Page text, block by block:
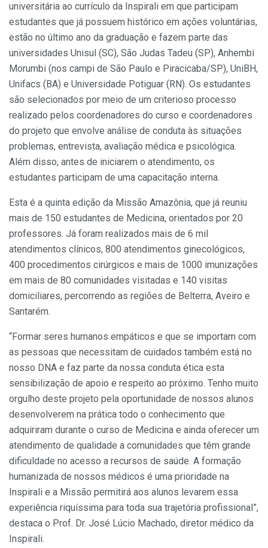
universitária ao currículo da Inspirali em que participam
estudantes que já possuem histórico em ações voluntárias,
estão no último ano da graduação e fazem parte das
universidades Unisul (SC), São Judas Tadeu (SP), Anhembi
Morumbi (nos campi de São Paulo e Piracicaba/SP), UniBH,
Unifacs (BA) e Universidade Potiguar (RN). Os estudantes
são selecionados por meio de um criterioso processo
realizado pelos coordenadores do curso e coordenadores
do projeto que envolve análise de conduta às situações
problemas, entrevista, avaliação médica e psicológica.
Além disso, antes de iniciarem o atendimento, os
estudantes participam de uma capacitação interna.
Esta é a quinta edição da Missão Amazônia, que já reuniu
mais de 150 estudantes de Medicina, orientados por 20
professores. Já foram realizados mais de 6 mil
atendimentos clínicos, 800 atendimentos ginecológicos,
400 procedimentos cirúrgicos e mais de 1000 imunizações
em mais de 80 comunidades visitadas e 140 visitas
domiciliares, percorrendo as regiões de Belterra, Aveiro e
Santarém.
“Formar seres humanos empáticos e que se importam com
as pessoas que necessitam de cuidados também está no
nosso DNA e faz parte da nossa conduta ética esta
sensibilização de apoio e respeito ao próximo. Tenho muito
orgulho deste projeto pela oportunidade de nossos alunos
desenvolverem na prática todo o conhecimento que
adquiriram durante o curso de Medicina e ainda oferecer um
atendimento de qualidade a comunidades que têm grande
dificuldade no acesso a recursos de saúde. A formação
humanizada de nossos médicos é uma prioridade na
Inspirali e a Missão permitirá aos alunos levarem essa
experiência riquíssima para toda sua trajetória profissional”,
destaca o Prof. Dr. José Lúcio Machado, diretor médico da
Inspirali.